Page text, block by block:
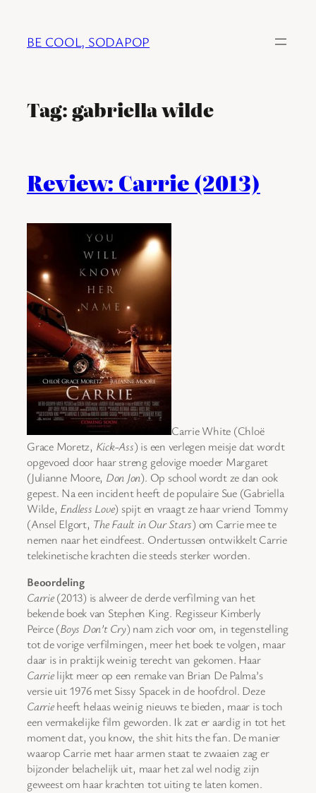
BE COOL, SODAPOP
Tag:gabriella wilde
Review: Carrie (2013)
Carrie White (Chloë
Grace Moretz, Kick-Ass) is een verlegen meisje dat wordt
opgevoed door haar streng gelovige moeder Margaret
(Julianne Moore, Don Jon). Op school wordt ze dan ook
gepest. Na een incident heeft de populaire Sue (Gabriella
Wilde, Endless Love) spijt en vraagt ze haar vriend Tommy
(Ansel Elgort, The Fault in Our Stars) om Carrie mee te
nemen naar het eindfeest. Ondertussen ontwikkelt Carrie
telekinetische krachten die steeds sterker worden.
Beoordeling
Carrie(2013) is alweer de derde verfilming van het
bekende boek van Stephen King. Regisseur Kimberly
Peirce (Boys Don’t Cry) nam zich voor om, in tegenstelling
tot de vorige verfilmingen, meer het boek te volgen, maar
daar is in praktijk weinig terecht van gekomen. Haar
Carrielijkt meer op een remake van Brian De Palma’s
versie uit 1976 met Sissy Spacek in de hoofdrol. Deze
Carrieheeft helaas weinig nieuws te bieden, maar is toch
een vermakelijke film geworden. Ik zat er aardig in tot het
moment dat, you know, the shit hits the fan. De manier
waarop Carrie met haar armen staat te zwaaien zag er
bijzonder belachelijk uit, maar het zal wel nodig zijn
geweest om haar krachten tot uiting te laten komen.